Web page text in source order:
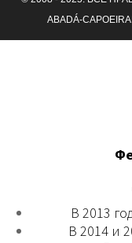
ABADÁ-
В 2013
В 2014 и